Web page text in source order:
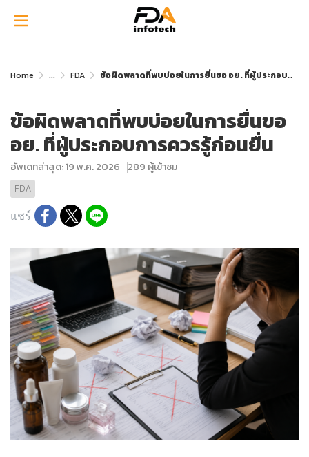
Home ... FDA ข้อผิดพลาดที่พบบ่อยในการยื่นขอ อย. ที่ผู้ประกอบการควรรู้ก่อนยื่น
ข้อผิดพลาดที่พบบ่อยในการยื่นขอ
อย. ที่ผู้ประกอบการควรรู้ก่อนยื่น
อัพเดทล่าสุด: 19 พ.ค. 2026 289 ผู้เข้าชม
FDA
แชร์